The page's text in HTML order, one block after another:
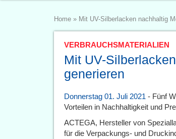
Home » Mit UV-Silberlacken nachhaltig
VERBRAUCHSMATERIALIEN
Mit UV-
generieren
Donnerstag 01. Juli 2021 - Fünf
Vorteilen in Nachhaltigkeit und
ACTEGA, Hersteller von
für die Verpackungs- und